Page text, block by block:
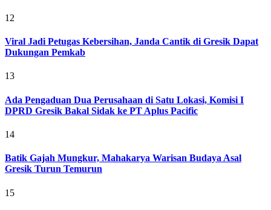
12
Viral Jadi Petugas Kebersihan, Janda Cantik di Gresik Dapat
Dukungan Pemkab
13
Ada Pengaduan Dua Perusahaan di Satu Lokasi, Komisi I
DPRD Gresik Bakal Sidak ke PT Aplus Pacific
14
Batik Gajah Mungkur, Mahakarya Warisan Budaya Asal
Gresik Turun Temurun
15